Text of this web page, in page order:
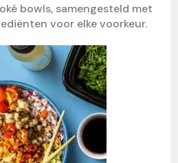
bowls, samengesteld met
voor elke voorkeur.